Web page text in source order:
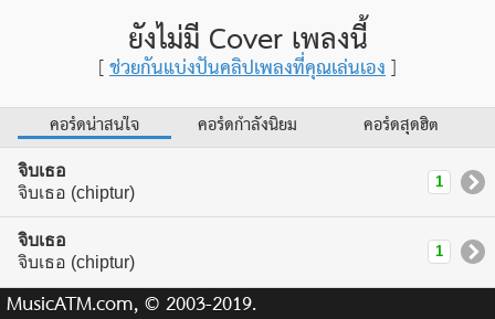
ยังไม่มี Cover เพลงนี้
[ช่วยกันแบ่งปันคลิปเพลงที่คุณเล่นเอง]
คอร์ดน่าสนใจ คอร์ดกำลังนิยม คอร์ดสุดฮิต
จิบเธอ
จิบเธอ (chiptur)
1
จิบเธอ
จิบเธอ (chiptur)
1
MusicATM.com, © 2003-2019.